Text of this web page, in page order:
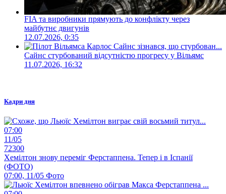
FIA та виробники прямують до конфлікту через
майбутнє двигунів
12.07.2026, 0:35
Сайнс стурбований відсутністю прогресу у Вільямс
11.07.2026, 16:32
Кадри дня
07:00
11/05
72300
Хемілтон знову переміг Ферстаппена. Тепер і в Іспанії
(ФОТО)
07:00, 11/05 Фото